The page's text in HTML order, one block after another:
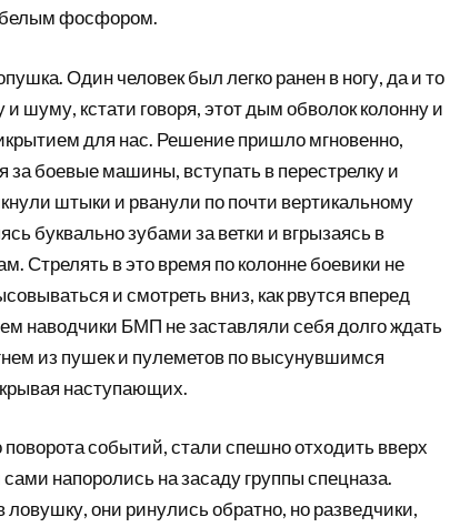
фосфором.
Один человек был легко ранен в ногу, да и то
шуму, кстати говоря, этот дым обволок колонну и
для нас. Решение пришло мгновенно,
за боевые машины, вступать в перестрелку и
штыки и рванули по почти вертикальному
буквально зубами за ветки и вгрызаясь в
Стрелять в это время по колонне боевики не
и смотреть вниз, как рвутся вперед
наводчики БМП не заставляли себя долго ждать
из пушек и пулеметов по высунувшимся
наступающих.
поворота событий, стали спешно отходить вверх
напоролись на засаду группы спецназа.
они ринулись обратно, но разведчики,